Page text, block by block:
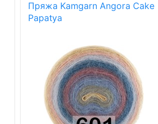
Пряжа Kamgarn Angora Cake
Papatya